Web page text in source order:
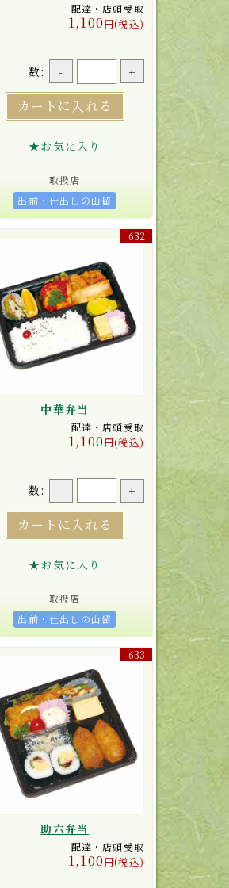
配達・店頭受取
1,100円(税込)
数: - +
カートに入れる
★お気に入り
取扱店
出前・仕出しの山留
632
中華弁当
配達・店頭受取
1,100円(税込)
数: - +
カートに入れる
★お気に入り
取扱店
出前・仕出しの山留
633
助六弁当
配達・店頭受取
1,100円(税込)